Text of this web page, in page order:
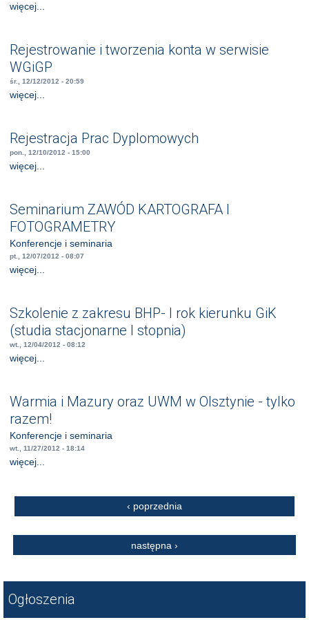
więcej...
Rejestrowanie i tworzenia konta w serwisie
WGiGP
śr., 12/12/2012 - 20:59
więcej...
Rejestracja Prac Dyplomowych
pon., 12/10/2012 - 15:00
więcej...
Seminarium ZAWÓD KARTOGRAFA I
FOTOGRAMETRY
Konferencje i seminaria
pt., 12/07/2012 - 08:07
więcej...
Szkolenie z zakresu BHP- I rok kierunku GiK
(studia stacjonarne I stopnia)
wt., 12/04/2012 - 08:12
więcej...
Warmia i Mazury oraz UWM w Olsztynie - tylko
razem!
Konferencje i seminaria
wt., 11/27/2012 - 18:14
więcej...
Strony ‹ poprzednia
następna ›
Ogłoszenia